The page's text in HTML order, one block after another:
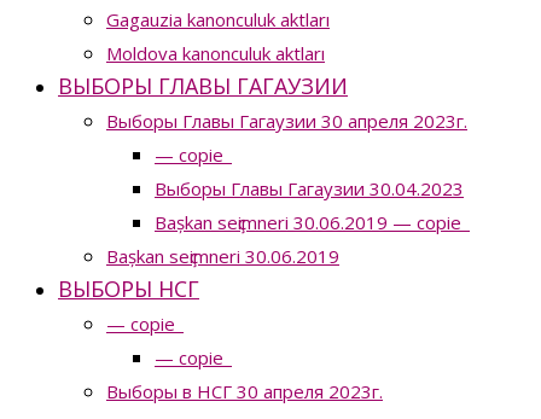
Gagauzia kanonculuk aktları
Moldova kanonculuk aktları
ВЫБОРЫ ГЛАВЫ ГАГАУЗИИ
Выборы Главы Гагаузии 30 апреля 2023г.
— copie_
Выборы Главы Гагаузии 30.04.2023
Bașkan seҫimneri 30.06.2019 — copie_
Bașkan seҫimneri 30.06.2019
ВЫБОРЫ НСГ
— copie_
— copie_
Выборы в НСГ 30 апреля 2023г.